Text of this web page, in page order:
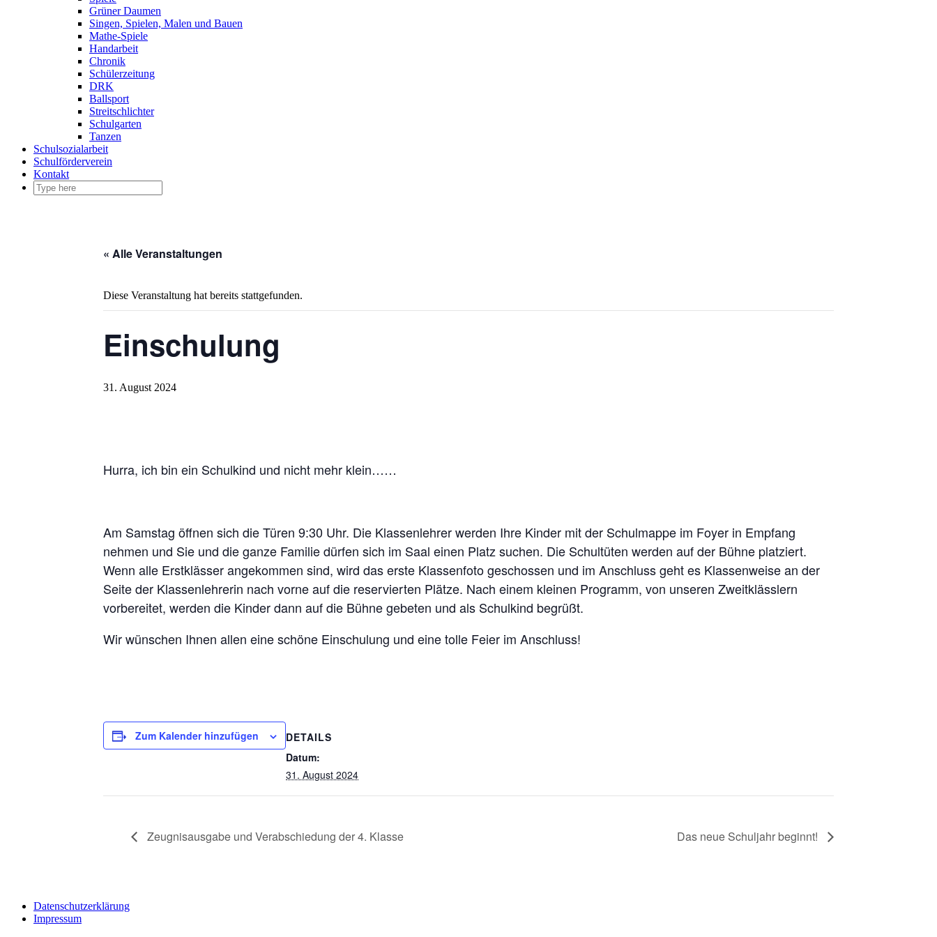
Grüner Daumen
Singen, Spielen, Malen und Bauen
Mathe-Spiele
Handarbeit
Chronik
Schülerzeitung
DRK
Ballsport
Streitschlichter
Schulgarten
Tanzen
Schulsozialarbeit
Schulförderverein
Kontakt
« Alle Veranstaltungen
Diese Veranstaltung hat bereits stattgefunden.
Einschulung
31. August 2024
Hurra, ich bin ein Schulkind und nicht mehr klein……
Am Samstag öffnen sich die Türen 9:30 Uhr. Die Klassenlehrer werden Ihre Kinder mit der Schulmappe im Foyer in Empfang
nehmen und Sie und die ganze Familie dürfen sich im Saal einen Platz suchen. Die Schultüten werden auf der Bühne platziert.
Wenn alle Erstklässer angekommen sind, wird das erste Klassenfoto geschossen und im Anschluss geht es Klassenweise an der
Seite der Klassenlehrerin nach vorne auf die reservierten Plätze. Nach einem kleinen Programm, von unseren Zweitklässlern
vorbereitet, werden die Kinder dann auf die Bühne gebeten und als Schulkind begrüßt.
Wir wünschen Ihnen allen eine schöne Einschulung und eine tolle Feier im Anschluss!
Zum Kalender hinzufügen
DETAILS
Datum:
31. August 2024
Zeugnisausgabe und Verabschiedung der 4. Klasse Das neue Schuljahr beginnt!
Datenschutzerklärung
Impressum